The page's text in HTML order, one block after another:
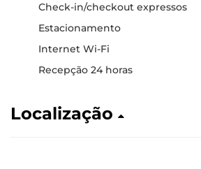
Check-in/checkout expressos
Estacionamento
Internet Wi-Fi
Recepção 24 horas
Localização